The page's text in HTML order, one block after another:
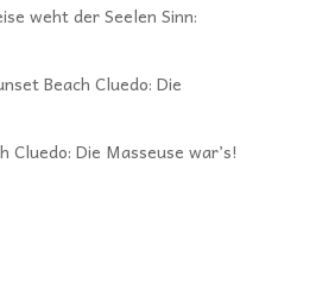
weht der Seelen Sinn:
Beach Cluedo: Die
Cluedo: Die Masseuse war’s!